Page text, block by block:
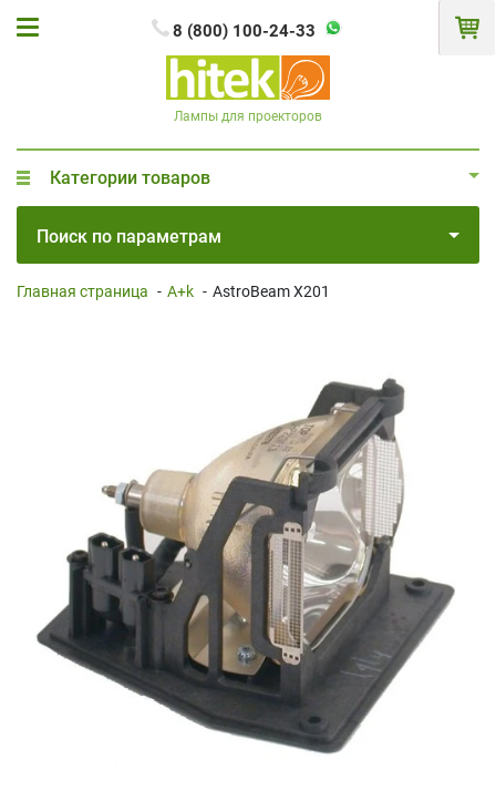
8 (800) 100-24-33
Лампы для проекторов
Категории товаров
Поиск по параметрам
Главная страница - A+k - AstroBeam X201